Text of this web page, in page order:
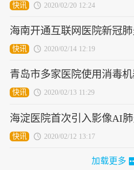
快讯 2020/02/20 12:24
海南开通互联网医院新冠
快讯 2020/02/14 12:19
青岛市多家医院使用消毒
快讯 2020/02/13 11:29
海淀医院首次引入影像AI
快讯 2020/02/12 13:17
加载更多